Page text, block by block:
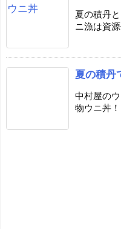
夏の積丹
ニ漁は資
夏の積丹
中村屋の
物ウニ丼